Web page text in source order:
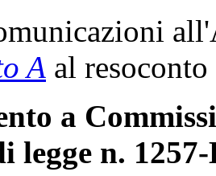
A al
a
legge n.